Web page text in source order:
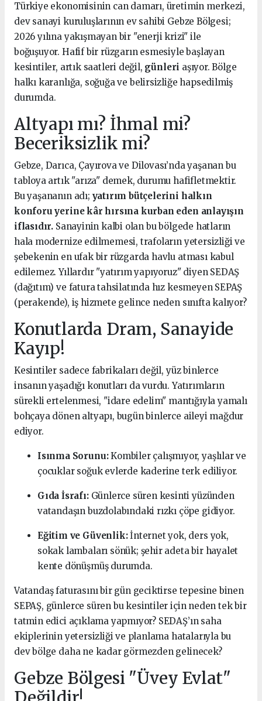
Türkiye ekonomisinin can damarı, üretimin merkezi,
dev sanayi kuruluşlarının ev sahibi Gebze Bölgesi;
2026 yılına yakışmayan bir "enerji krizi" ile
boğuşuyor. Hafif bir rüzgarın esmesiyle başlayan
kesintiler, artık saatleri değil, günleri aşıyor. Bölge
halkı karanlığa, soğuğa ve belirsizliğe hapsedilmiş
durumda.
Altyapı mı? İhmal mi?
Beceriksizlik mi?
Gebze, Darıca, Çayırova ve Dilovası’nda yaşanan bu
tabloya artık "arıza" demek, durumu hafifletmektir.
Bu yaşananın adı; yatırım bütçelerini halkın
konforu yerine kâr hırsına kurban eden anlayışın
iflasıdır. Sanayinin kalbi olan bu bölgede hatların
hala modernize edilmemesi, trafoların yetersizliği ve
şebekenin en ufak bir rüzgarda havlu atması kabul
edilemez. Yıllardır "yatırım yapıyoruz" diyen SEDAŞ
(dağıtım) ve fatura tahsilatında hız kesmeyen SEPAŞ
(perakende), iş hizmete gelince neden sınıfta kalıyor?
Konutlarda Dram, Sanayide
Kayıp!
Kesintiler sadece fabrikaları değil, yüz binlerce
insanın yaşadığı konutları da vurdu. Yatırımların
sürekli ertelenmesi, "idare edelim" mantığıyla yamalı
bohçaya dönen altyapı, bugün binlerce aileyi mağdur
ediyor.
Isınma Sorunu:Kombiler çalışmıyor, yaşlılar ve
çocuklar soğuk evlerde kaderine terk ediliyor.
Gıda İsrafı:Günlerce süren kesinti yüzünden
vatandaşın buzdolabındaki rızkı çöpe gidiyor.
Eğitim ve Güvenlik:İnternet yok, ders yok,
sokak lambaları sönük; şehir adeta bir hayalet
kente dönüşmüş durumda.
Vatandaş faturasını bir gün geciktirse tepesine binen
SEPAŞ, günlerce süren bu kesintiler için neden tek bir
tatmin edici açıklama yapmıyor? SEDAŞ’ın saha
ekiplerinin yetersizliği ve planlama hatalarıyla bu
dev bölge daha ne kadar görmezden gelinecek?
Gebze Bölgesi "Üvey Evlat"